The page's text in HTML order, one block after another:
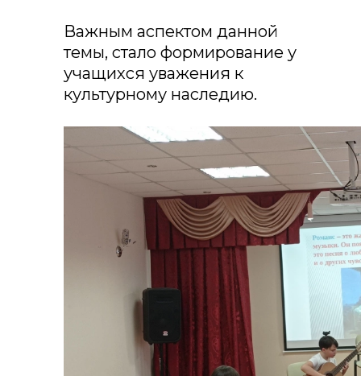
Важным аспектом данной
темы, стало формирование у
учащихся уважения к
культурному наследию.